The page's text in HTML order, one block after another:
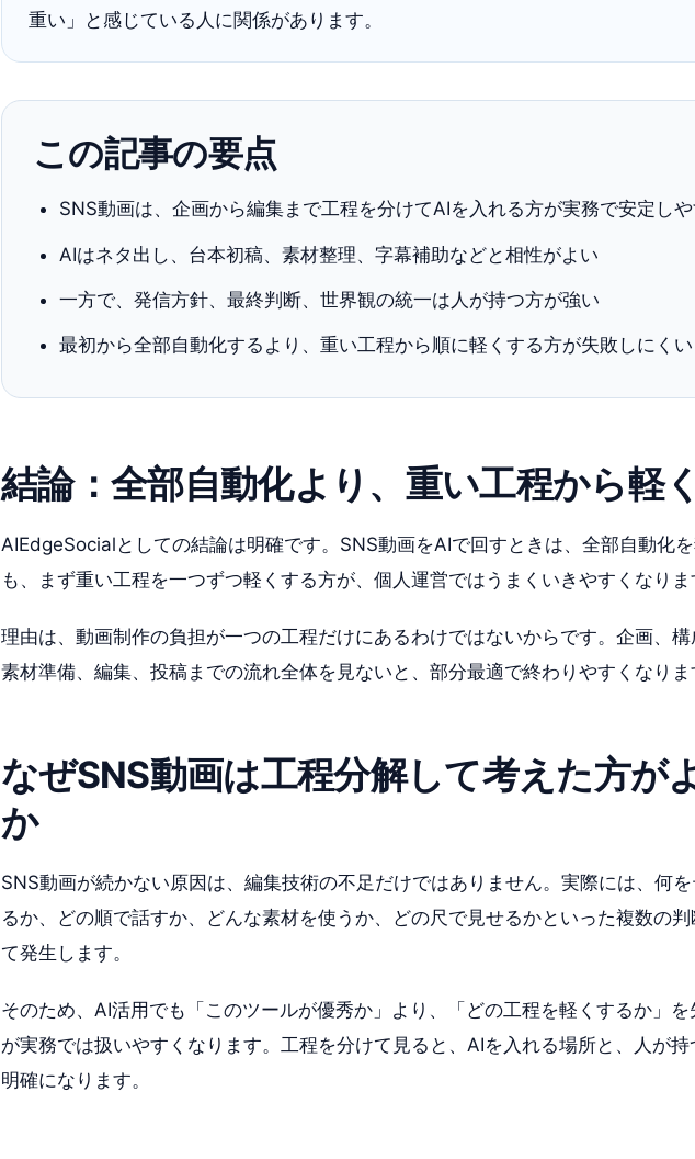
重い」と感じている人に関係があります。
この記事の要点
SNS動画は、企画から編集まで工程を分けてAIを入れる方が実務で安定し
AIはネタ出し、台本初稿、素材整理、字幕補助などと相性がよい
一方で、発信方針、最終判断、世界観の統一は人が持つ方が強い
最初から全部自動化するより、重い工程から順に軽くする方が失敗しにくい
結論：全部自動化より、重い工程から軽
AIEdgeSocialとしての結論は明確です。SNS動画をAIで回すときは、全部自動化を
も、まず重い工程を一つずつ軽くする方が、個人運営ではうまくいきやすくなりま
理由は、動画制作の負担が一つの工程だけにあるわけではないからです。企画、構
素材準備、編集、投稿までの流れ全体を見ないと、部分最適で終わりやすくなりま
なぜSNS動画は工程分解して考えた方が
か
SNS動画が続かない原因は、編集技術の不足だけではありません。実際には、何
るか、どの順で話すか、どんな素材を使うか、どの尺で見せるかといった複数の判
て発生します。
そのため、AI活用でも「このツールが優秀か」より、「どの工程を軽くするか」
が実務では扱いやすくなります。工程を分けて見ると、AIを入れる場所と、人が
明確になります。